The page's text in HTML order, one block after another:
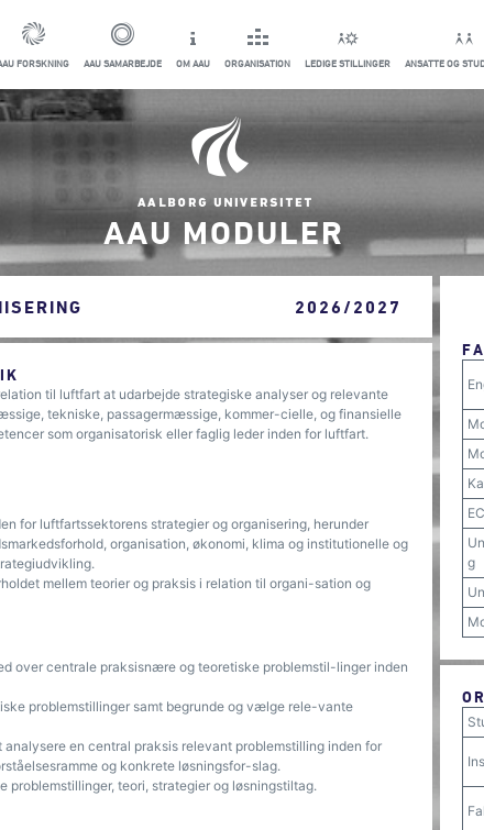
FORSKNING AAU SAMARBEJDE OM AAU ORGANISATION LEDIGE STILLINGER ANSATTE OG
AAU MODULER
2026/2027
til luftfart at udarbejde strategiske analyser og relevante
tekniske, passagermæssige, kommer-cielle, og finansielle
som organisatorisk eller faglig leder inden for luftfart.
for luftfartssektorens strategier og organisering, herunder
organisation, økonomi, klima og institutionelle og
mellem teorier og praksis i relation til organi-sation og
over centrale praksisnære og teoretiske problemstil-linger inden
problemstillinger samt begrunde og vælge rele-vante
en central praksis relevant problemstilling inden for
og konkrete løsningsfor-slag.
problemstillinger, teori, strategier og løsningstiltag.
g